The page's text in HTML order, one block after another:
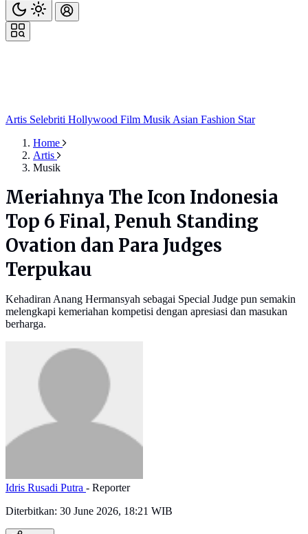
Artis Selebriti Hollywood Film Musik Asian Fashion Star
Home
Artis
Musik
Meriahnya The Icon Indonesia
Top 6 Final, Penuh Standing
Ovation dan Para Judges
Terpukau
Kehadiran Anang Hermansyah sebagai Special Judge pun semakin
melengkapi kemeriahan kompetisi dengan apresiasi dan masukan
berharga.
Idris Rusadi Putra - Reporter
Diterbitkan: 30 June 2026, 18:21 WIB